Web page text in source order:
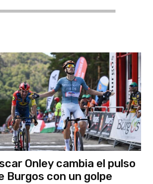
Onley cambia el pulso
Burgos con un golpe